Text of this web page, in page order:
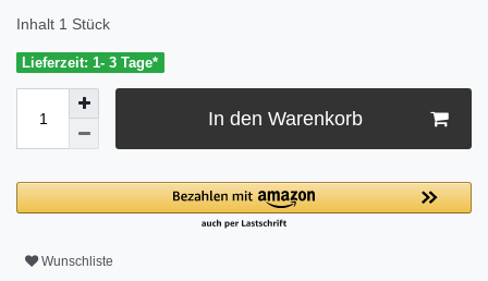
Inhalt 1 Stück
Lieferzeit: 1- 3 Tage*
In den Warenkorb
Wunschliste